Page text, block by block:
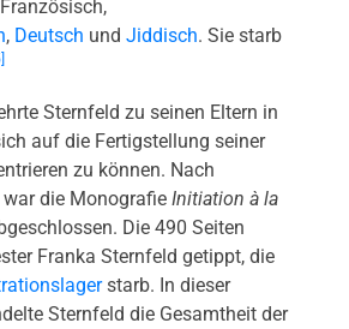
, Deutsch und Jiddisch. Sie starb
Sternfeld zu seinen Eltern in
auf die Fertigstellung seiner
zu können. Nach
die Monografie Initiation à la
Die 490 Seiten
Franka Sternfeld getippt, die
starb. In dieser
Sternfeld die Gesamtheit der